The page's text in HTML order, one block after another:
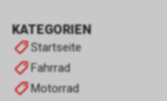
KATEGORIEN
Startseite
Fahrrad
Motorrad